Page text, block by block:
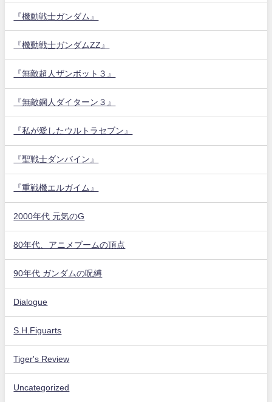
『機動戦士ガンダム』
『機動戦士ガンダムZZ』
『無敵超人ザンボット３』
『無敵鋼人ダイターン３』
『私が愛したウルトラセブン』
『聖戦士ダンバイン』
『重戦機エルガイム』
2000年代 元気のG
80年代、アニメブームの頂点
90年代 ガンダムの呪縛
Dialogue
S.H.Figuarts
Tiger's Review
Uncategorized